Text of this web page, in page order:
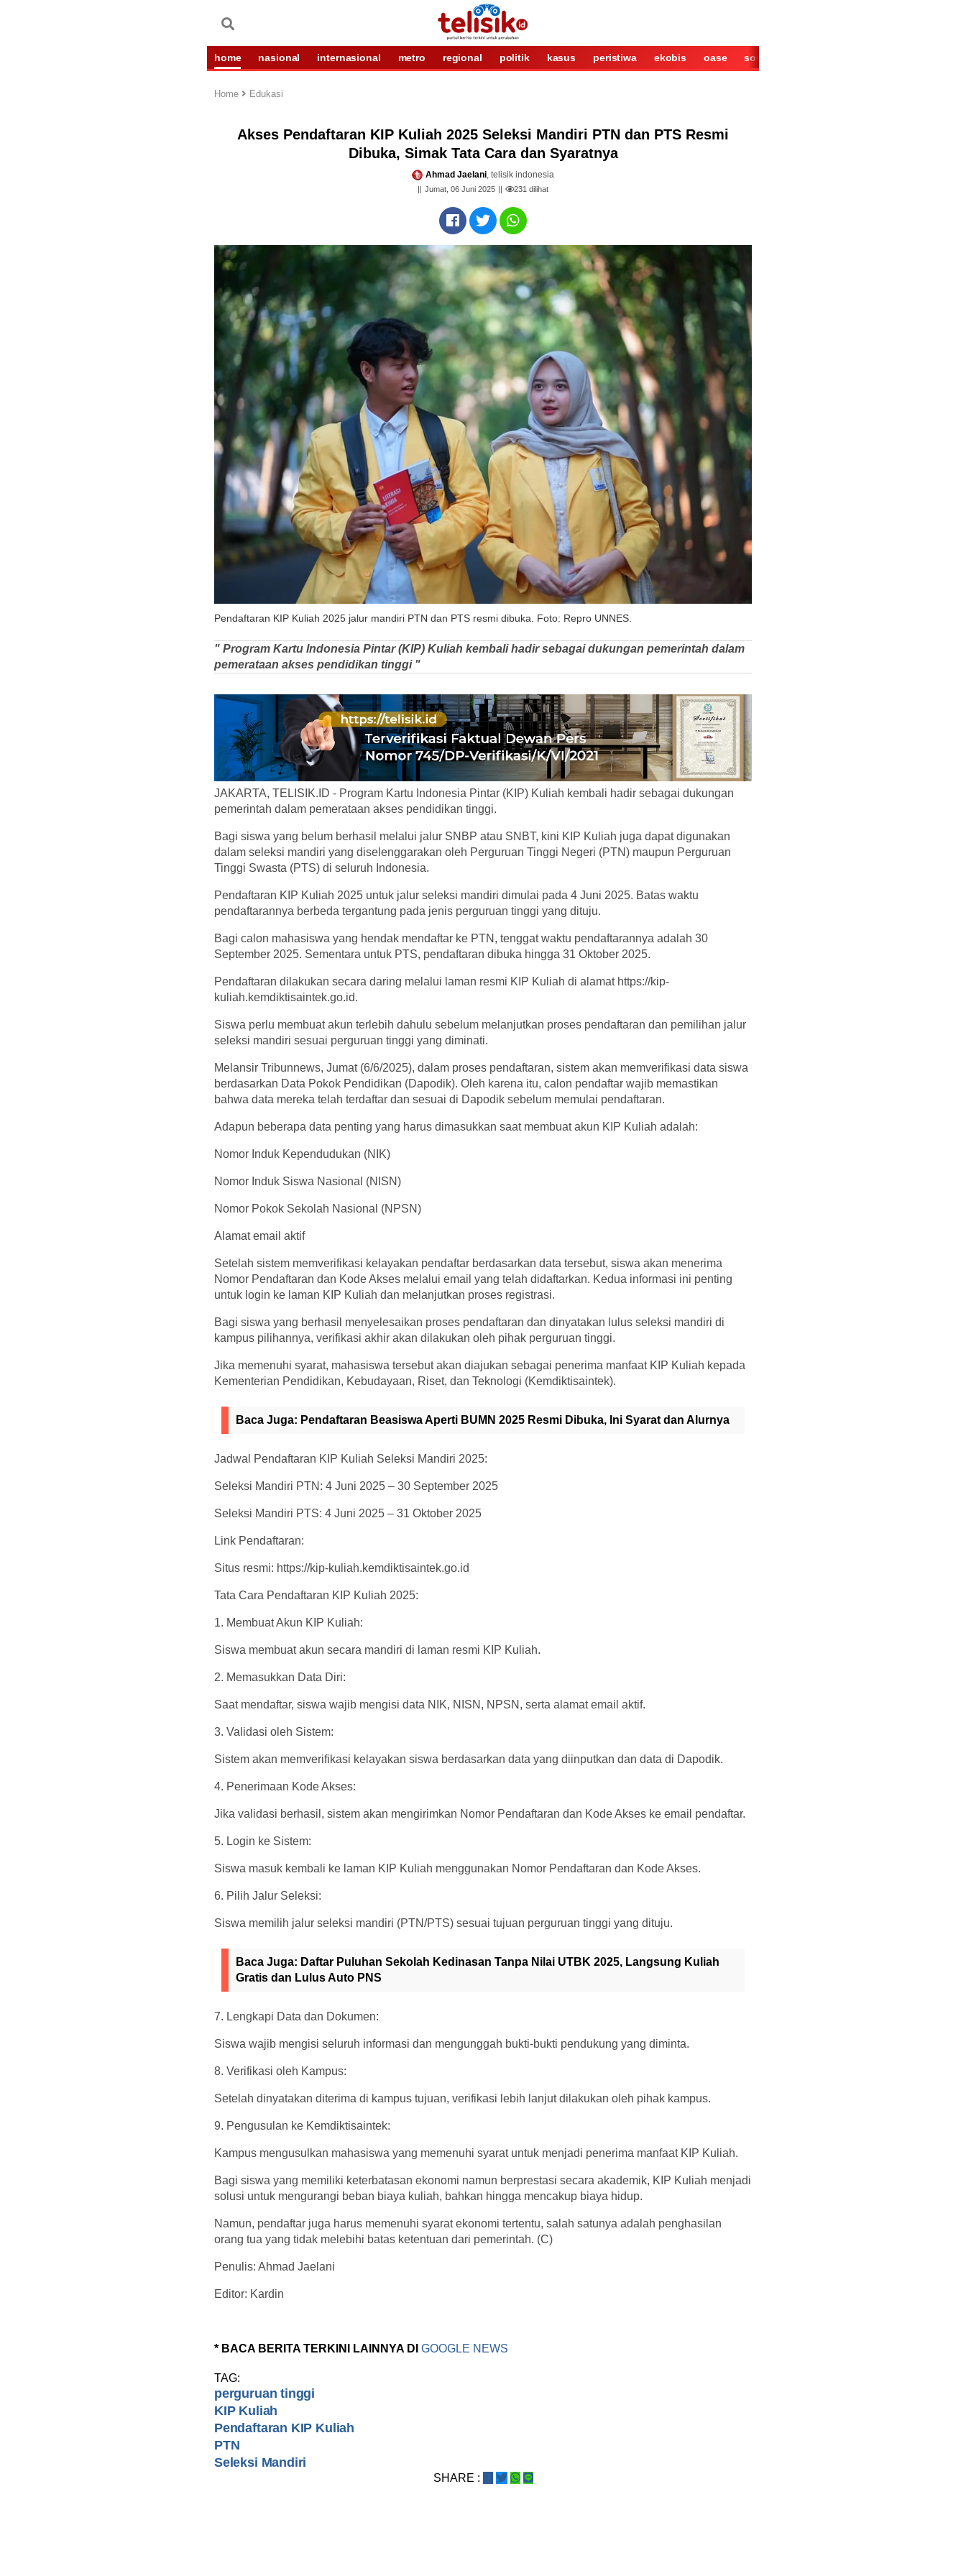
home nasional internasional metro regional politik kasus peristiwa ekobis oase sosok
Home Edukasi
Akses Pendaftaran KIP Kuliah 2025 Seleksi Mandiri PTN dan PTS Resmi
Dibuka, Simak Tata Cara dan Syaratnya
Ahmad Jaelani, telisik indonesia
Jumat, 06 Juni 2025 231 dilihat
Pendaftaran KIP Kuliah 2025 jalur mandiri PTN dan PTS resmi dibuka. Foto: Repro UNNES.
" Program Kartu Indonesia Pintar (KIP) Kuliah kembali hadir sebagai dukungan pemerintah dalam
pemerataan akses pendidikan tinggi "
JAKARTA, TELISIK.ID - Program Kartu Indonesia Pintar (KIP) Kuliah kembali hadir sebagai dukungan
pemerintah dalam pemerataan akses pendidikan tinggi.
Bagi siswa yang belum berhasil melalui jalur SNBP atau SNBT, kini KIP Kuliah juga dapat digunakan
dalam seleksi mandiri yang diselenggarakan oleh Perguruan Tinggi Negeri (PTN) maupun Perguruan
Tinggi Swasta (PTS) di seluruh Indonesia.
Pendaftaran KIP Kuliah 2025 untuk jalur seleksi mandiri dimulai pada 4 Juni 2025. Batas waktu
pendaftarannya berbeda tergantung pada jenis perguruan tinggi yang dituju.
Bagi calon mahasiswa yang hendak mendaftar ke PTN, tenggat waktu pendaftarannya adalah 30
September 2025. Sementara untuk PTS, pendaftaran dibuka hingga 31 Oktober 2025.
Pendaftaran dilakukan secara daring melalui laman resmi KIP Kuliah di alamat https://kip-
kuliah.kemdiktisaintek.go.id.
Siswa perlu membuat akun terlebih dahulu sebelum melanjutkan proses pendaftaran dan pemilihan jalur
seleksi mandiri sesuai perguruan tinggi yang diminati.
Melansir Tribunnews, Jumat (6/6/2025), dalam proses pendaftaran, sistem akan memverifikasi data siswa
berdasarkan Data Pokok Pendidikan (Dapodik). Oleh karena itu, calon pendaftar wajib memastikan
bahwa data mereka telah terdaftar dan sesuai di Dapodik sebelum memulai pendaftaran.
Adapun beberapa data penting yang harus dimasukkan saat membuat akun KIP Kuliah adalah:
Nomor Induk Kependudukan (NIK)
Nomor Induk Siswa Nasional (NISN)
Nomor Pokok Sekolah Nasional (NPSN)
Alamat email aktif
Setelah sistem memverifikasi kelayakan pendaftar berdasarkan data tersebut, siswa akan menerima
Nomor Pendaftaran dan Kode Akses melalui email yang telah didaftarkan. Kedua informasi ini penting
untuk login ke laman KIP Kuliah dan melanjutkan proses registrasi.
Bagi siswa yang berhasil menyelesaikan proses pendaftaran dan dinyatakan lulus seleksi mandiri di
kampus pilihannya, verifikasi akhir akan dilakukan oleh pihak perguruan tinggi.
Jika memenuhi syarat, mahasiswa tersebut akan diajukan sebagai penerima manfaat KIP Kuliah kepada
Kementerian Pendidikan, Kebudayaan, Riset, dan Teknologi (Kemdiktisaintek).
Baca Juga: Pendaftaran Beasiswa Aperti BUMN 2025 Resmi Dibuka, Ini Syarat dan Alurnya
Jadwal Pendaftaran KIP Kuliah Seleksi Mandiri 2025:
Seleksi Mandiri PTN: 4 Juni 2025 – 30 September 2025
Seleksi Mandiri PTS: 4 Juni 2025 – 31 Oktober 2025
Link Pendaftaran:
Situs resmi: https://kip-kuliah.kemdiktisaintek.go.id
Tata Cara Pendaftaran KIP Kuliah 2025:
1. Membuat Akun KIP Kuliah:
Siswa membuat akun secara mandiri di laman resmi KIP Kuliah.
2. Memasukkan Data Diri:
Saat mendaftar, siswa wajib mengisi data NIK, NISN, NPSN, serta alamat email aktif.
3. Validasi oleh Sistem:
Sistem akan memverifikasi kelayakan siswa berdasarkan data yang diinputkan dan data di Dapodik.
4. Penerimaan Kode Akses:
Jika validasi berhasil, sistem akan mengirimkan Nomor Pendaftaran dan Kode Akses ke email pendaftar.
5. Login ke Sistem:
Siswa masuk kembali ke laman KIP Kuliah menggunakan Nomor Pendaftaran dan Kode Akses.
6. Pilih Jalur Seleksi:
Siswa memilih jalur seleksi mandiri (PTN/PTS) sesuai tujuan perguruan tinggi yang dituju.
Baca Juga: Daftar Puluhan Sekolah Kedinasan Tanpa Nilai UTBK 2025, Langsung Kuliah
Gratis dan Lulus Auto PNS
7. Lengkapi Data dan Dokumen:
Siswa wajib mengisi seluruh informasi dan mengunggah bukti-bukti pendukung yang diminta.
8. Verifikasi oleh Kampus:
Setelah dinyatakan diterima di kampus tujuan, verifikasi lebih lanjut dilakukan oleh pihak kampus.
9. Pengusulan ke Kemdiktisaintek:
Kampus mengusulkan mahasiswa yang memenuhi syarat untuk menjadi penerima manfaat KIP Kuliah.
Bagi siswa yang memiliki keterbatasan ekonomi namun berprestasi secara akademik, KIP Kuliah menjadi
solusi untuk mengurangi beban biaya kuliah, bahkan hingga mencakup biaya hidup.
Namun, pendaftar juga harus memenuhi syarat ekonomi tertentu, salah satunya adalah penghasilan
orang tua yang tidak melebihi batas ketentuan dari pemerintah. (C)
Penulis: Ahmad Jaelani
Editor: Kardin
* BACA BERITA TERKINI LAINNYA DI GOOGLE NEWS
TAG:
perguruan tinggi
KIP Kuliah
Pendaftaran KIP Kuliah
PTN
Seleksi Mandiri
SHARE :